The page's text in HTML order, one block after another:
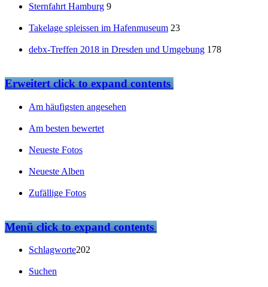
Sternfahrt Hamburg 9
Takelage spleissen im Hafenmuseum 23
debx-Treffen 2018 in Dresden und Umgebung 178
Erweitertclick to expand contents
Am häufigsten angesehen
Am besten bewertet
Neueste Fotos
Neueste Alben
Zufällige Fotos
Menüclick to expand contents
Schlagworte202
Suchen